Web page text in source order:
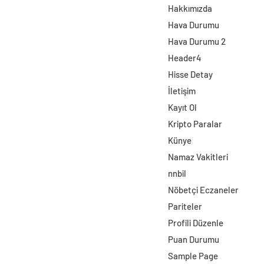
Hakkımızda
Hava Durumu
Hava Durumu 2
Header4
Hisse Detay
İletişim
Kayıt Ol
Kripto Paralar
Künye
Namaz Vakitleri
nnbil
Nöbetçi Eczaneler
Pariteler
Profili Düzenle
Puan Durumu
Sample Page